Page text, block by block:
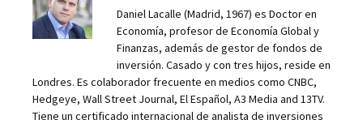
Daniel Lacalle (Madrid, 1967) es Doctor en
Economía, profesor de Economía Global y
Finanzas, además de gestor de fondos de
inversión. Casado y con tres hijos, reside en
Londres. Es colaborador frecuente en medios como CNBC,
Hedgeye, Wall Street Journal, El Español, A3 Media and 13TV.
Tiene un certificado internacional de analista de inversiones